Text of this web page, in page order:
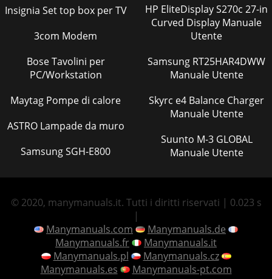
Insignia Set top box per TV
3com Modem
Bose Tavolini per
PC/Workstation
Maytag Pompe di calore
ASTRO Lampade da muro
Samsung SGH-E800
HP EliteDisplay S270c 27-in
Curved Display Manuale
Utente
Samsung RT25HAR4DWW
Manuale Utente
Skyrc e4 Balance Charger
Manuale Utente
Suunto M-3 GLOBAL
Manuale Utente
© 2020, manymanuals.it. Tutti i diritti riservati | 0.023 s
|
Manymanuals.com
Manymanuals.de
Manymanuals.fr
Manymanuals.it
Manymanuals.pl
Manymanuals.cz
Manymanuals.es
Manymanuals-pt.com